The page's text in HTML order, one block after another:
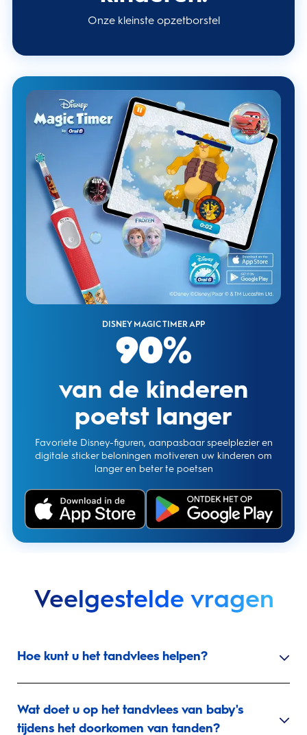
Onze kleinste opzetborstel
DISNEY MAGIC TIMER APP
90%
van de kinderen
poetst langer
Favoriete Disney-figuren, aanpasbaar speelplezier en
digitale sticker beloningen motiveren uw kinderen om
langer en beter te poetsen
Veelgestelde vragen
Hoe kunt u het tandvlees helpen?
Wat doet u op het tandvlees van baby's
tijdens het doorkomen van tanden?